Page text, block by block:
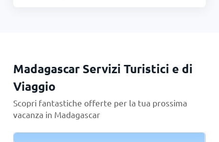
Madagascar Servizi Turistici e di
Viaggio
Scopri fantastiche offerte per la tua prossima
vacanza in Madagascar